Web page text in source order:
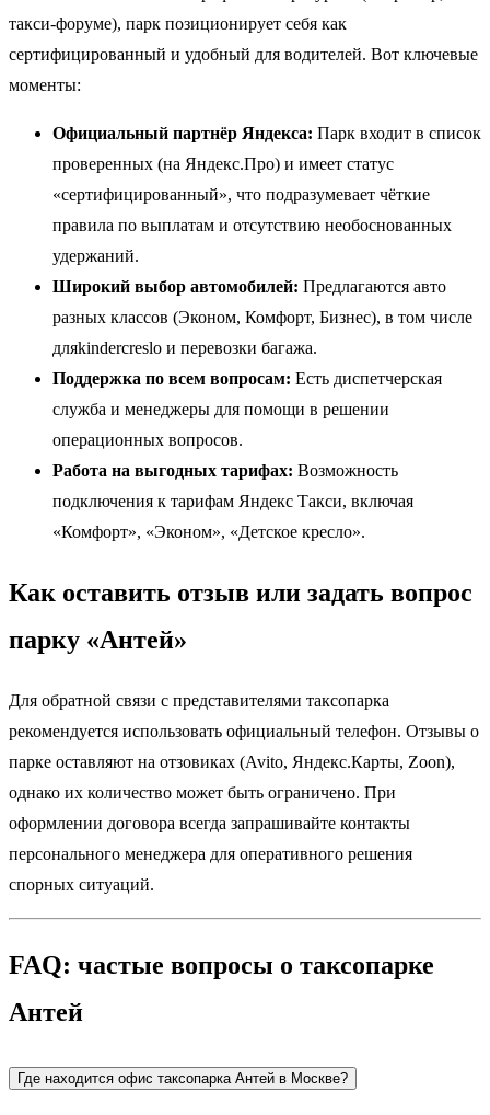
такси-форуме), парк позиционирует себя как
сертифицированный и удобный для водителей. Вот ключевые
моменты:
Официальный партнёр Яндекса: Парк входит в список
проверенных (на Яндекс.Про) и имеет статус
«сертифицированный», что подразумевает чёткие
правила по выплатам и отсутствию необоснованных
удержаний.
Широкий выбор автомобилей: Предлагаются авто
разных классов (Эконом, Комфорт, Бизнес), в том числе
дляkindercreslo и перевозки багажа.
Поддержка по всем вопросам: Есть диспетчерская
служба и менеджеры для помощи в решении
операционных вопросов.
Работа на выгодных тарифах: Возможность
подключения к тарифам Яндекс Такси, включая
«Комфорт», «Эконом», «Детское кресло».
Как оставить отзыв или задать вопрос
парку «Антей»
Для обратной связи с представителями таксопарка
рекомендуется использовать официальный телефон. Отзывы о
парке оставляют на отзовиках (Avito, Яндекс.Карты, Zoon),
однако их количество может быть ограничено. При
оформлении договора всегда запрашивайте контакты
персонального менеджера для оперативного решения
спорных ситуаций.
FAQ: частые вопросы о таксопарке
Антей
Где находится офис таксопарка Антей в Москве?